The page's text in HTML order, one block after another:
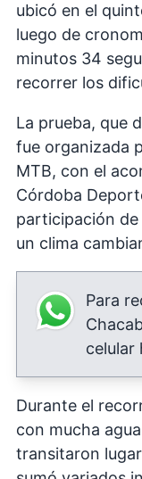
ubicó en el
luego de
minutos 34
recorrer los
La prueba, que
fue organizada
MTB, con el
Córdoba
participación
un clima
Para
celular
Durante el
con mucha
transitaron